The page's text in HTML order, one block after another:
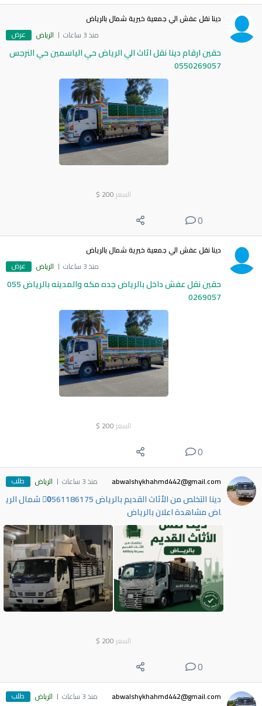
دينا نقل عفش الي جمعية خيرية شمال بالرياض
منذ 3 ساعات
الرياض عرض
حقين ارقام دينا نقل اثاث الي الرياض حي الياسمين حي النرجس
0550269057
السعر 200
$
0
دينا نقل عفش الي جمعية خيرية شمال بالرياض
منذ 3 ساعات
الرياض عرض
حقين نقل عفش داخل بالرياض جده مكه والمدينه بالرياض 055
0269057
السعر 200
$
0
abwalshykhahmd442@gmail.com منذ 3 ساعات الرياض طلب
دينا التخلص من الأثاث القديم بالرياض 0َ561186175 شمال الري
اض مشاهدة اعلان بالرياض
السعر 200
$
0
abwalshykhahmd442@gmail.com منذ 3 ساعات الرياض طلب